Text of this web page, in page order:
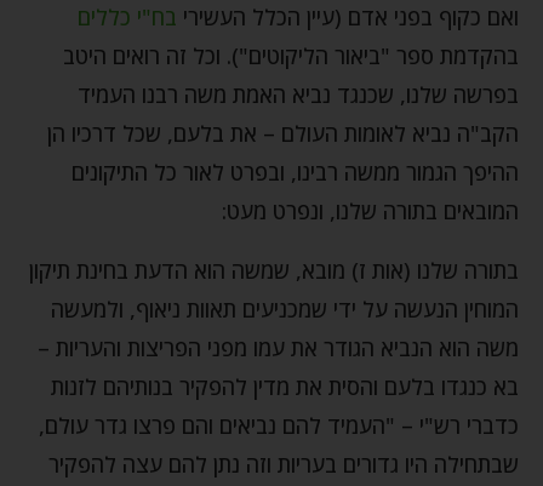
ואם כקוף בפני אדם (עיין הכלל העשירי בח"י כללים
בהקדמת ספר "ביאור הליקוטים"). וכל זה רואים היטב
בפרשה שלנו, שכנגד נביא האמת משה רבנו העמיד
הקב"ה נביא לאומות העולם – את בלעם, שכל דרכיו הן
ההיפך הגמור ממשה רבינו, ובפרט לאור כל התיקונים
המובאים בתורה שלנו, ונפרט מעט:
בתורה שלנו (אות ז) מובא, שמשה הוא הדעת בחינת תיקון
המוחין הנעשה על ידי שמכניעים תאוות ניאוף, ולמעשה
משה הוא הנביא הגודר את עמו מפני הפריצות והעריות –
בא כנגדו בלעם והסית את מדין להפקיר בנותיהם לזנות
כדברי רש"י – "העמיד להם נביאים והם פרצו גדר עולם,
שבתחילה היו גדורים בעריות וזה נתן להם עצה להפקיר